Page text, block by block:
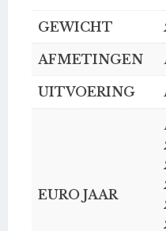
GEWICHT
AFMETINGEN
UITVOERING
EURO JAAR